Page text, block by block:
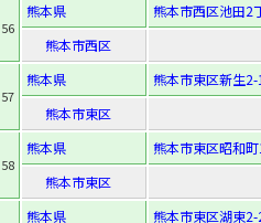
56
熊本県
熊本市西区池田2
熊本市西区
57
熊本県
熊本市東区新生
熊本市東区
58
熊本県
熊本市東区昭和
熊本市東区
熊本県
熊本市東区湖東